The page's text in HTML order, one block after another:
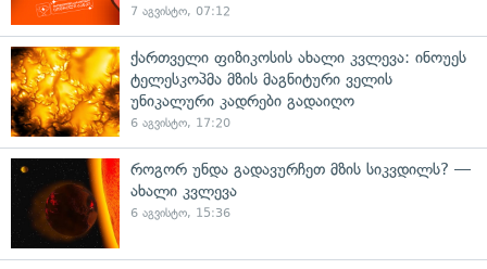
7 აგვისტო, 07:12
ქართველი ფიზიკოსის ახალი კვლევა: ინოუეს
ტელესკოპმა მზის მაგნიტური ველის
უნიკალური კადრები გადაიღო
6 აგვისტო, 17:20
როგორ უნდა გადავურჩეთ მზის სიკვდილს? —
ახალი კვლევა
6 აგვისტო, 15:36